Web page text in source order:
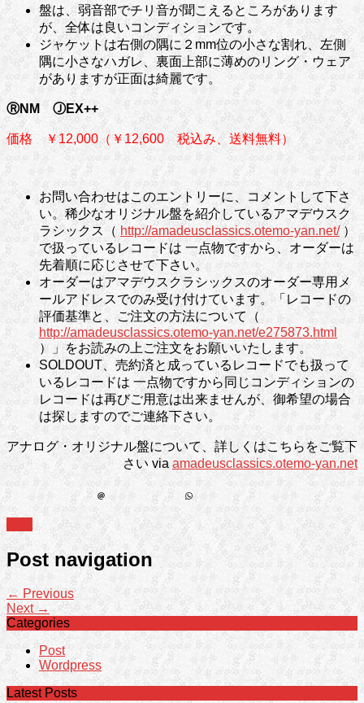
盤は、弱音部でチリ音が聞こえるところがあります
が、全体は良いコンディションです。
ジャケットは右側の隅に２mm位の小さな割れ、左側
隅に小さなハガレ、裏面上部に薄めのリング・ウェア
がありますが正面は綺麗です。
ⓇNM ⒿEX++
価格 ￥12,000（￥12,600 税込み、送料無料）
お問い合わせはこのエントリーに、コメントして下さ
い。稀少なオリジナル盤を紹介しているアマデウスク
ラシックス（ http://amadeusclassics.otemo-yan.net/）
で扱っているレコードは 一点物ですから、オーダーは
先着順に応じさせて下さい。
オーダーはアマデウスクラシックスのオーダー専用メ
ールアドレスでのみ受け付けています。「レコードの
評価基準と、ご注文の方法について（
http://amadeusclassics.otemo-yan.net/e275873.html
）」をお読みの上ご注文をお願いいたします。
SOLDOUT、売約済と成っているレコードでも扱って
いるレコードは 一点物ですから同じコンディションの
レコードは再びご用意は出来ませんが、御希望の場合
は探しますのでご連絡下さい。
アナログ・オリジナル盤について、詳しくはこちらをご覧下
さい via amadeusclassics.otemo-yan.net
Post navigation
← Previous
Next →
Categories
Post
Wordpress
Latest Posts